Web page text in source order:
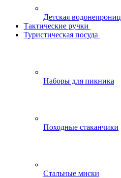
Детская
Тактические ручки
Туристическая посуда
Наборы для пикника
Походные стаканчики
Стальные миски